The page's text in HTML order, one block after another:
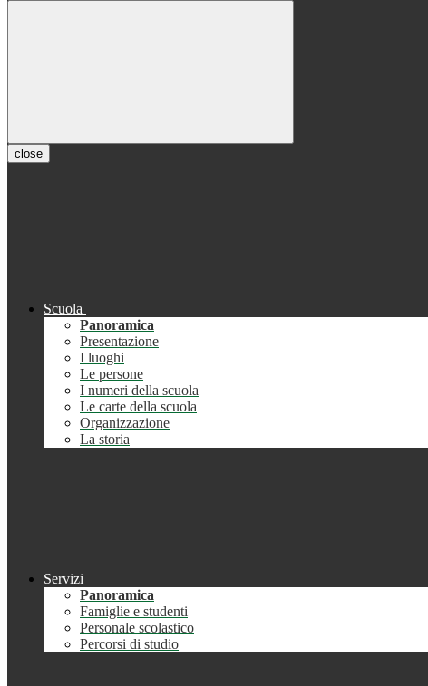
close
Scuola
Panoramica
Presentazione
I luoghi
Le persone
I numeri della scuola
Le carte della scuola
Organizzazione
La storia
Servizi
Panoramica
Famiglie e studenti
Personale scolastico
Percorsi di studio